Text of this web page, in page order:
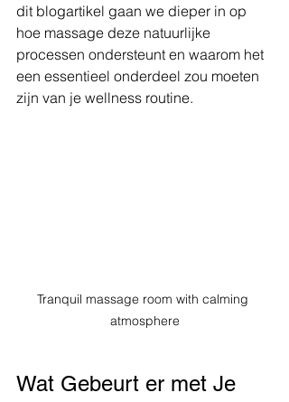
dit blogartikel gaan we dieper in op
hoe massage deze natuurlijke
processen ondersteunt en waarom het
een essentieel onderdeel zou moeten
zijn van je wellness routine.
Tranquil massage room with calming
atmosphere
Wat Gebeurt er met Je